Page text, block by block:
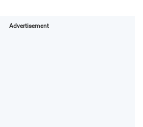
Advertisement